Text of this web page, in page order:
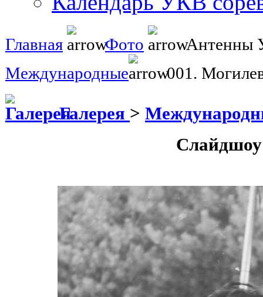
Главная Фото
Антенны
Международные
001.
Галерея >